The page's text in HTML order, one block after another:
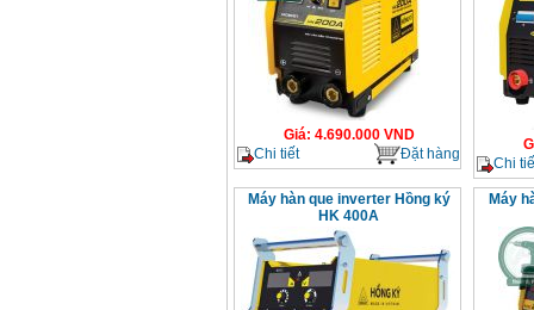
Giá: 4.690.000VND
Chi tiết
Đặt hàng
Chi
Máy hàn que inverter Hồng ký
HK 400A
Máy